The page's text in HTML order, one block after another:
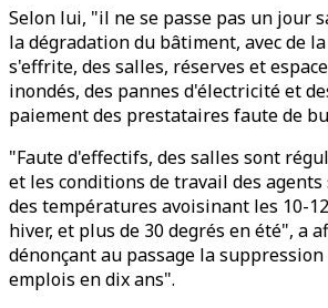
Selon lui, "il ne se passe pas un jour
la dégradation du bâtiment, avec de
s'effrite, des salles, réserves et
inondés, des pannes d'électricité et
paiement des prestataires faute de
"Faute d'effectifs, des salles sont
et les conditions de travail des agents
des températures avoisinant les 10-
hiver, et plus de 30 degrés en été", a
dénonçant au passage la
emplois en dix ans".